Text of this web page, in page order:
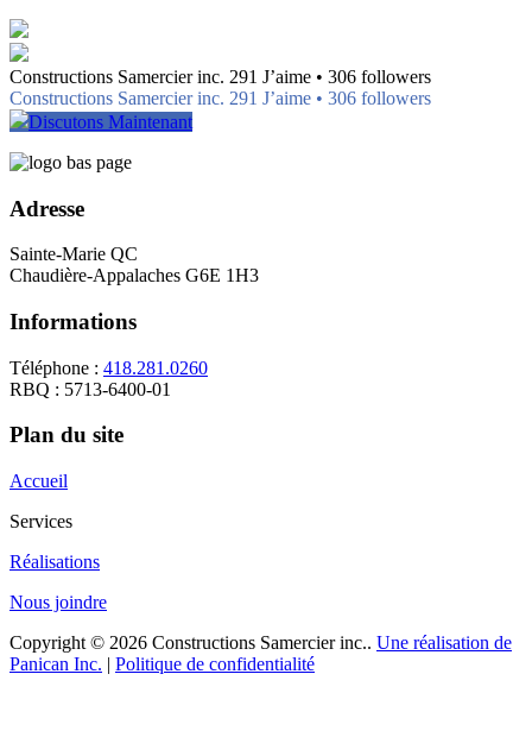
Constructions Samercier inc. 291 J’aime • 306 followers
Constructions Samercier inc. 291 J’aime • 306 followers
Discutons Maintenant
Adresse
Sainte-Marie QC
Chaudière-Appalaches G6E 1H3
Informations
Téléphone : 418.281.0260
RBQ : 5713-6400-01
Plan du site
Accueil
Services
Réalisations
Nous joindre
Copyright © 2026 Constructions Samercier inc.. Une réalisation de
Panican Inc. | Politique de confidentialité